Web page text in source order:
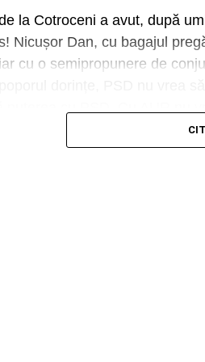
la Cotroceni a avut, după
Nicușor Dan, cu bagajul
cu o semipropunere de
sunt în poza de grup.